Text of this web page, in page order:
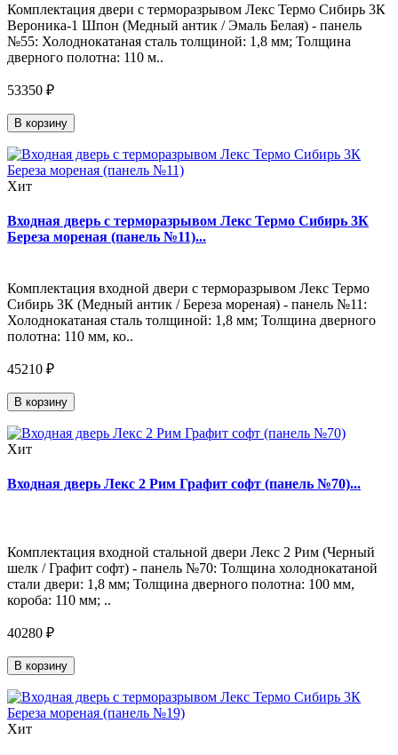
Комплектация двери с терморазрывом Лекс Термо Сибирь 3К
Вероника-1 Шпон (Медный антик / Эмаль Белая) - панель
№55: Холоднокатаная сталь толщиной: 1,8 мм; Толщина
дверного полотна: 110 м..
53350 ₽
В корзину
Хит
Входная дверь с терморазрывом Лекс Термо Сибирь 3К
Береза мореная (панель №11)...
Комплектация входной двери с терморазрывом Лекс Термо
Сибирь 3К (Медный антик / Береза мореная) - панель №11:
Холоднокатаная сталь толщиной: 1,8 мм; Толщина дверного
полотна: 110 мм, ко..
45210 ₽
В корзину
Хит
Входная дверь Лекс 2 Рим Графит софт (панель №70)...
Комплектация входной стальной двери Лекс 2 Рим (Черный
шелк / Графит софт) - панель №70: Толщина холоднокатаной
стали двери: 1,8 мм; Толщина дверного полотна: 100 мм,
короба: 110 мм; ..
40280 ₽
В корзину
Хит